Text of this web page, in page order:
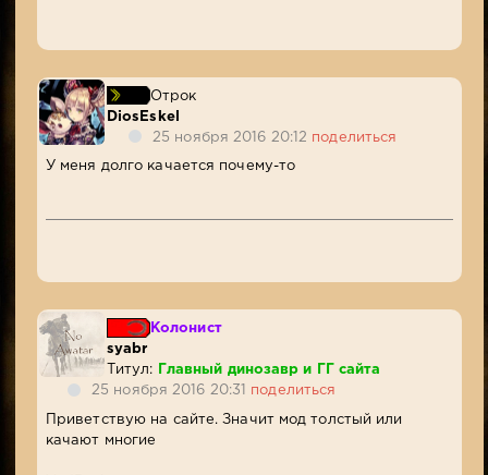
Отрок
DiosEskel
25 ноября 2016 20:12 поделиться
У меня долго качается почему-то
Колонист
syabr
Титул:
Главный динозавр и ГГ сайта
25 ноября 2016 20:31
поделиться
Приветствую на сайте. Значит мод толстый или
качают многие